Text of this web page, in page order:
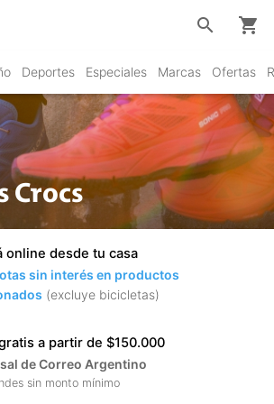
Deportes Especiales Marcas Ofertas
search shopping_cart
Crocs
online desde tu casa
sin interés en productos
(excluye bicicletas)
a partir de $150.000
de Correo Argentino
sin monto mínimo